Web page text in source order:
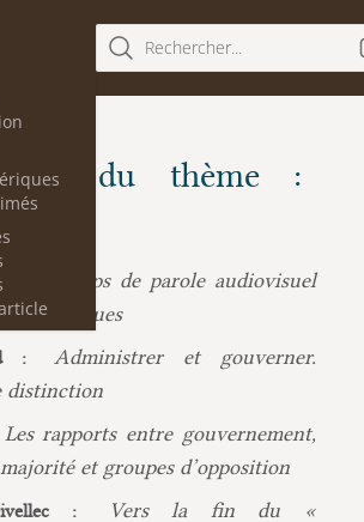
Rechercher...
du thème :
Le temps de parole audiovisuel
politiques
:
Administrer et gouverner.
distinction
Les rapports entre gouvernement,
et groupes d’opposition
:
Vers la fin du «